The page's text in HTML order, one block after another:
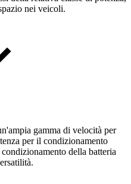
nei veicoli.
gamma di velocità per
per il condizionamento
della batteria